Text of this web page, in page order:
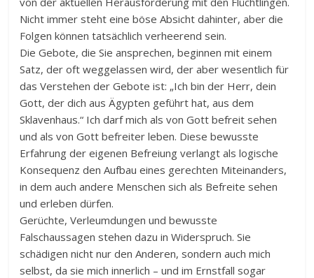
Nicht immer steht eine böse Absicht dahinter, aber die
Folgen können tatsächlich verheerend sein.
Die Gebote, die Sie ansprechen, beginnen mit einem
Satz, der oft weggelassen wird, der aber wesentlich für
das Verstehen der Gebote ist: „Ich bin der Herr, dein
Gott, der dich aus Ägypten geführt hat, aus dem
Sklavenhaus.“ Ich darf mich als von Gott befreit sehen
und als von Gott befreiter leben. Diese bewusste
Erfahrung der eigenen Befreiung verlangt als logische
Konsequenz den Aufbau eines gerechten Miteinanders,
in dem auch andere Menschen sich als Befreite sehen
und erleben dürfen.
Gerüchte, Verleumdungen und bewusste
Falschaussagen stehen dazu in Widerspruch. Sie
schädigen nicht nur den Anderen, sondern auch mich
selbst, da sie mich innerlich – und im Ernstfall sogar